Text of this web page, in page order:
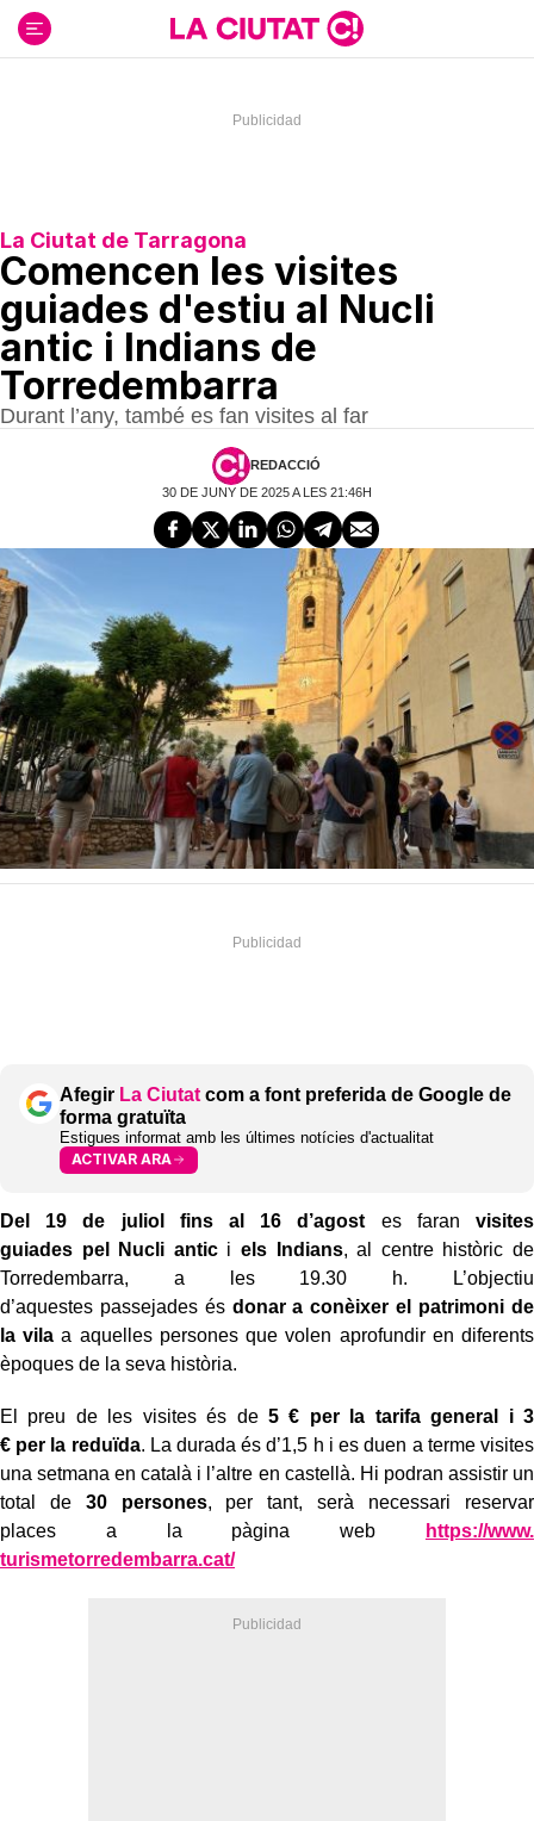
contenido
La Ciutat de Tarragona
Comencen les visites
guiades d'estiu al Nucli
antic i Indians de
Torredembarra
Durant l’any, també es fan visites al far
REDACCIÓ
30 DE JUNY DE 2025 A LES 21:46H
Afegir La Ciutat com a font preferida de Google de
forma gratuïta
Estigues informat amb les últimes notícies d'actualitat
ACTIVAR ARA
Del 19 de juliol fins al 16 d’agost es faran visites
guiades pel Nucli antici els Indians, al centre històric de
Torredembarra, a les 19.30 h. L’objectiu
d’aquestes passejades és donar a conèixer el patrimoni de
la vila a aquelles persones que volen aprofundir en diferents
èpoques de la seva història.
El preu de les visites és de5 € per la tarifa general i 3
€ per la reduïda. La durada és d’1,5 h i es duen a terme visites
una setmana en català i l’altre en castellà. Hi podran assistir un
total de30 persones, per tant, serà necessari reservar
places a la pàgina web
https://www.
turismetorredembarra.cat/